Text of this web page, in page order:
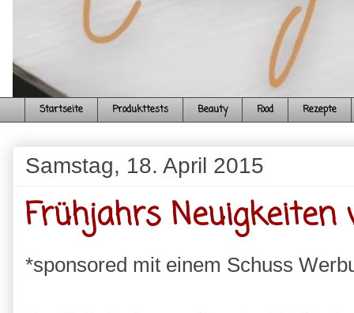
Startseite Produkttests Beauty Food Rezepte
Samstag, 18. April 2015
Frühjahrs Neuigkeiten
*sponsored mit einem Schuss